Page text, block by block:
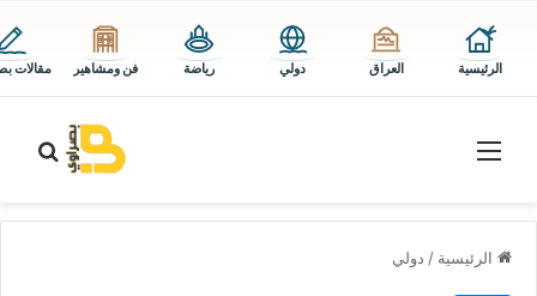
الرئيسية العراق دولي رياضة فن ومشاهير مقالات
القائمة
الرئيسية / دولي